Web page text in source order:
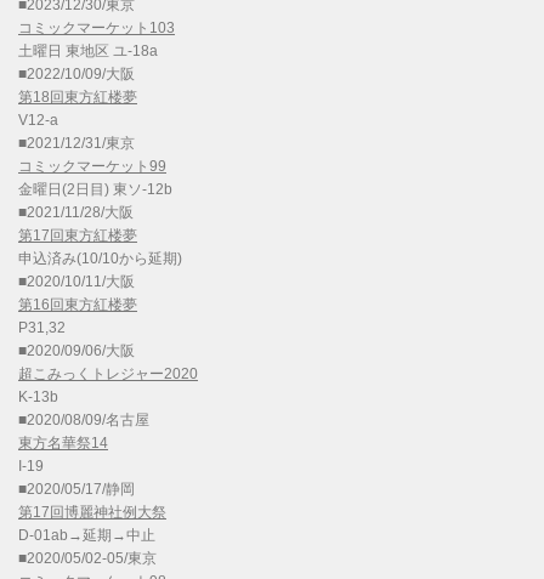
■2023/12/30/東京
コミックマーケット103
土曜日 東地区 ユ-18a
■2022/10/09/大阪
第18回東方紅楼夢
V12-a
■2021/12/31/東京
コミックマーケット99
金曜日(2日目) 東ソ-12b
■2021/11/28/大阪
第17回東方紅楼夢
申込済み(10/10から延期)
■2020/10/11/大阪
第16回東方紅楼夢
P31,32
■2020/09/06/大阪
超こみっくトレジャー2020
K-13b
■2020/08/09/名古屋
東方名華祭14
I-19
■2020/05/17/静岡
第17回博麗神社例大祭
D-01ab→延期→中止
■2020/05/02-05/東京